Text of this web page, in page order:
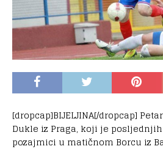
[dropcap]BIJELJINA[/dropcap]
Dukle iz Praga, koji je
pozajmici u matičnom Borcu iz